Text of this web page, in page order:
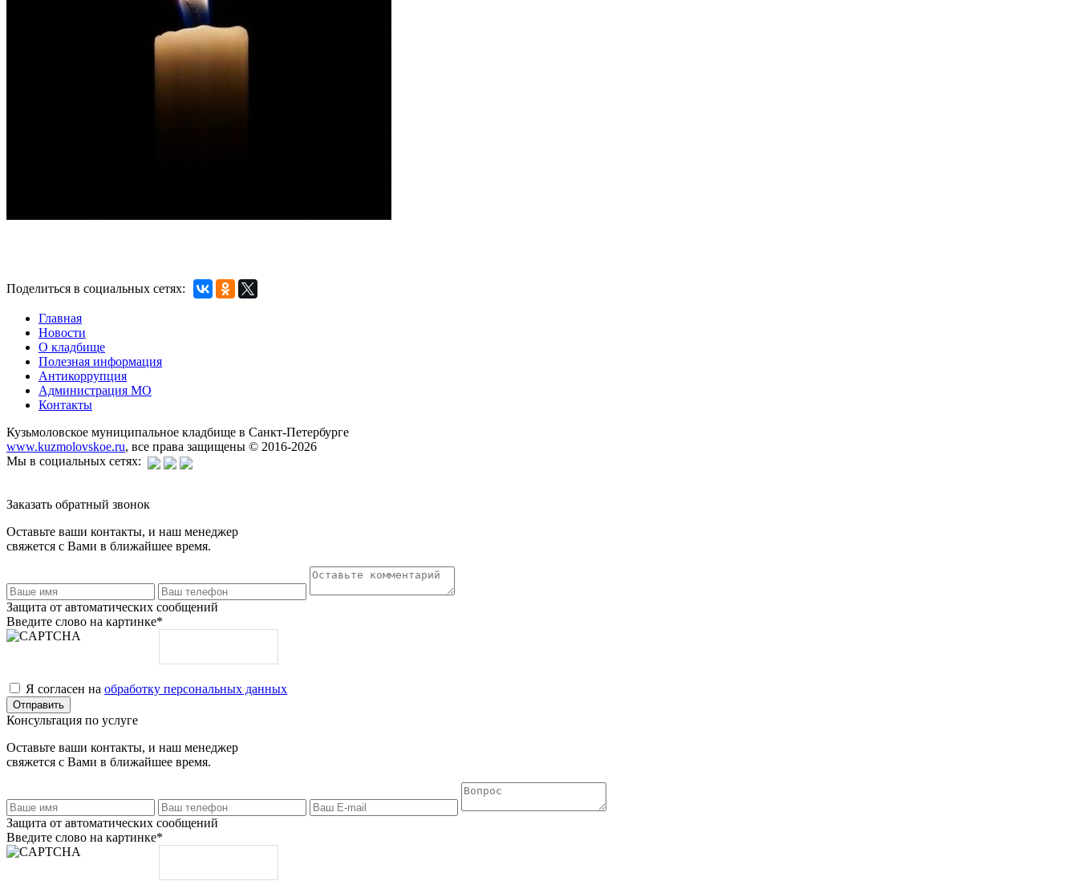
Поделиться в социальных сетях:
Главная
Новости
О кладбище
Полезная информация
Антикоррупция
Администрация МО
Контакты
Кузьмоловское муниципальное кладбище в Санкт-Петербурге
www.kuzmolovskoe.ru, все права защищены © 2016-2026
Мы в социальных сетях:
Заказать обратный звонок
Оставьте ваши контакты, и наш менеджер
свяжется с Вами в ближайшее время.
Защита от автоматических сообщений
Введите слово на картинке*
Я согласен на обработку персональных данных
Консультация по услуге
Оставьте ваши контакты, и наш менеджер
свяжется с Вами в ближайшее время.
Защита от автоматических сообщений
Введите слово на картинке*